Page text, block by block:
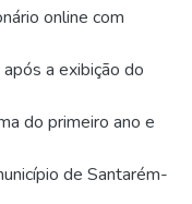
online com
a exibição do
do primeiro ano e
de Santarém-